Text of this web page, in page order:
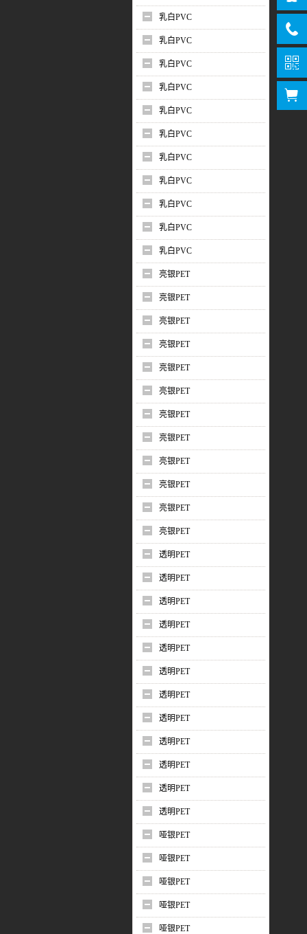
乳白PVC
乳白PVC
乳白PVC
乳白PVC
乳白PVC
乳白PVC
乳白PVC
乳白PVC
乳白PVC
乳白PVC
乳白PVC
亮银PET
亮银PET
亮银PET
亮银PET
亮银PET
亮银PET
亮银PET
亮银PET
亮银PET
亮银PET
亮银PET
亮银PET
透明PET
透明PET
透明PET
透明PET
透明PET
透明PET
透明PET
透明PET
透明PET
透明PET
透明PET
透明PET
哑银PET
哑银PET
哑银PET
哑银PET
哑银PET